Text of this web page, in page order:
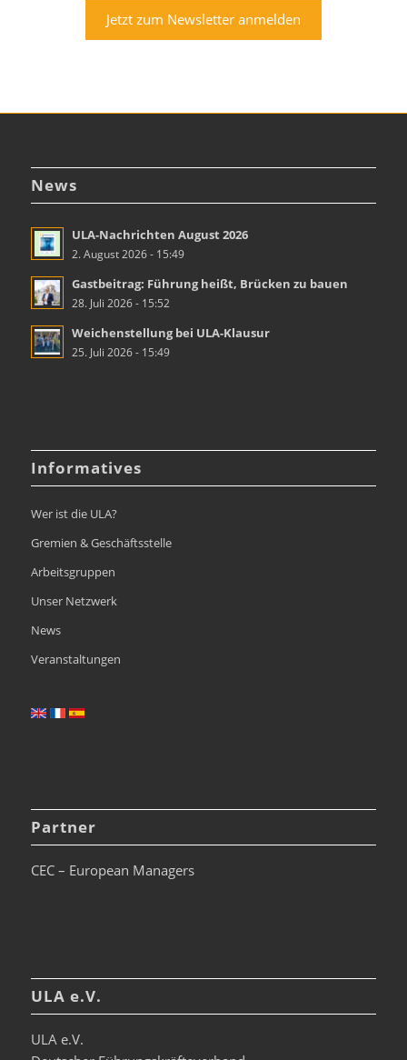
Jetzt zum Newsletter anmelden
News
ULA-Nachrichten August 2026
2. August 2026 - 15:49
Gastbeitrag: Führung heißt, Brücken zu bauen
28. Juli 2026 - 15:52
Weichenstellung bei ULA-Klausur
25. Juli 2026 - 15:49
Informatives
Wer ist die ULA?
Gremien & Geschäftsstelle
Arbeitsgruppen
Unser Netzwerk
News
Veranstaltungen
Partner
CEC – European Managers
ULA e.V.
ULA e.V.